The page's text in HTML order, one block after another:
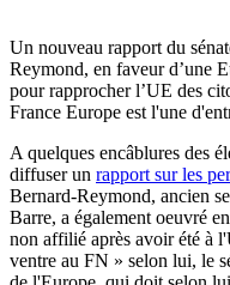
Un nouveau rapport du
Reymond, en faveur d’une
pour rapprocher l’UE des
France Europe est l'une
A quelques encâblures des
diffuser un rapport sur les
Bernard-Reymond, ancien
Barre, a également oeuvré
non affilié après avoir été à
ventre au FN » selon lui, le